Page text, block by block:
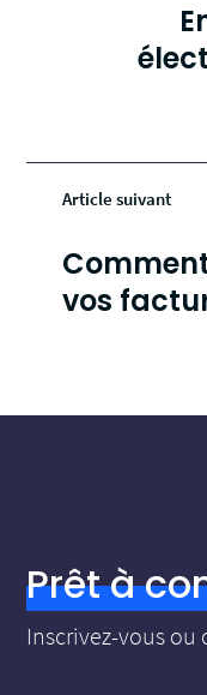
Article suivant
vos
Prêt à
Inscrivez-vous